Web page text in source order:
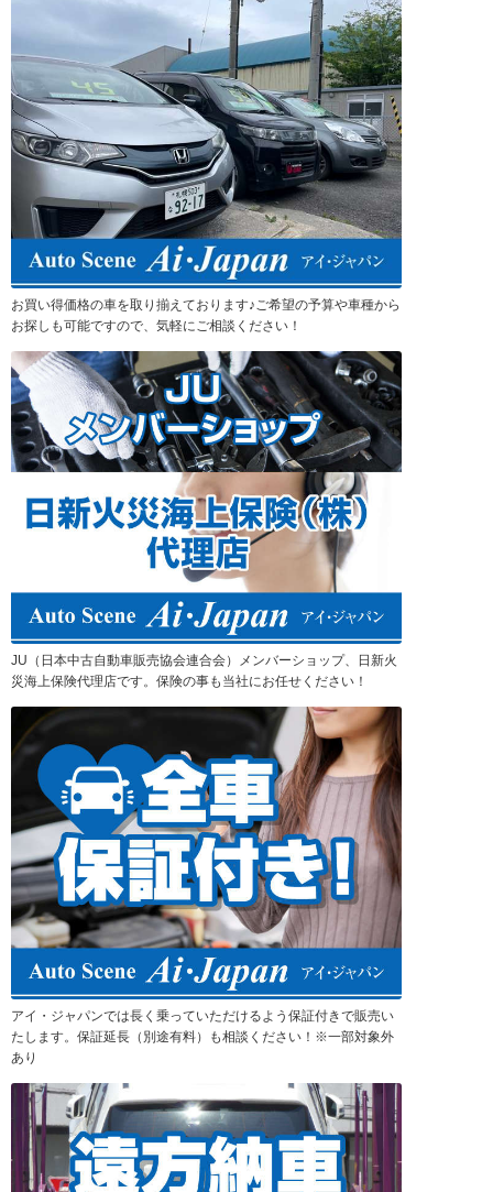
お買い得価格の車を取り揃えております♪ご希望の予算や車種から
お探しも可能ですので、気軽にご相談ください！
JU（日本中古自動車販売協会連合会）メンバーショップ、日新火
災海上保険代理店です。保険の事も当社にお任せください！
アイ・ジャパンでは長く乗っていただけるよう保証付きで販売い
たします。保証延長（別途有料）も相談ください！※一部対象外
あり